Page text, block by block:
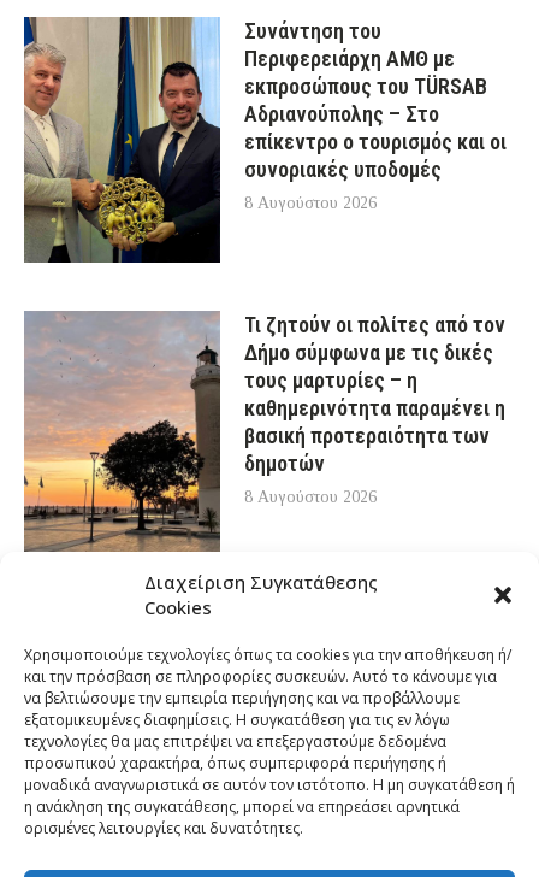
Διαχείριση Συγκατάθεσης
Cookies
Χρησιμοποιούμε τεχνολογίες όπως τα cookies για την αποθήκευση ή/
και την πρόσβαση σε πληροφορίες συσκευών. Αυτό το κάνουμε για
να βελτιώσουμε την εμπειρία περιήγησης και να προβάλλουμε
εξατομικευμένες διαφημίσεις. Η συγκατάθεση για τις εν λόγω
τεχνολογίες θα μας επιτρέψει να επεξεργαστούμε δεδομένα
προσωπικού χαρακτήρα, όπως συμπεριφορά περιήγησης ή
μοναδικά αναγνωριστικά σε αυτόν τον ιστότοπο. Η μη συγκατάθεση ή
η ανάκληση της συγκατάθεσης, μπορεί να επηρεάσει αρνητικά
ορισμένες λειτουργίες και δυνατότητες.
Συνάντηση του
Περιφερειάρχη ΑΜΘ με
εκπροσώπους του TÜRSAB
Αδριανούπολης – Στο
επίκεντρο ο τουρισμός και οι
συνοριακές υποδομές
8 Αυγούστου 2026
Τι ζητούν οι πολίτες από τον
Δήμο σύμφωνα με τις δικές
τους μαρτυρίες – η
καθημερινότητα παραμένει η
βασική προτεραιότητα των
δημοτών
8 Αυγούστου 2026